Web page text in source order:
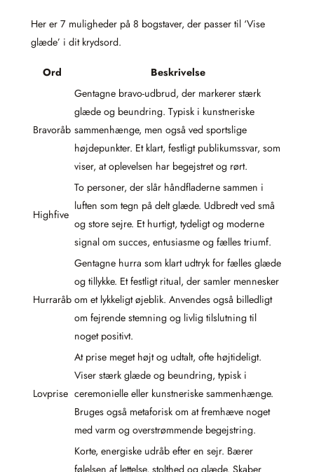
Her er 7 muligheder på 8 bogstaver, der passer til ‘Vise
glæde’ i dit krydsord.
Ord Beskrivelse
Bravoråb
Gentagne bravo-udbrud, der markerer stærk
glæde og beundring. Typisk i kunstneriske
sammenhænge, men også ved sportslige
højdepunkter. Et klart, festligt publikumssvar, som
viser, at oplevelsen har begejstret og rørt.
Highfive
To personer, der slår håndfladerne sammen i
luften som tegn på delt glæde. Udbredt ved små
og store sejre. Et hurtigt, tydeligt og moderne
signal om succes, entusiasme og fælles triumf.
Hurraråb
Gentagne hurra som klart udtryk for fælles glæde
og tillykke. Et festligt ritual, der samler mennesker
om et lykkeligt øjeblik. Anvendes også billedligt
om fejrende stemning og livlig tilslutning til
noget positivt.
Lovprise
At prise meget højt og udtalt, ofte højtideligt.
Viser stærk glæde og beundring, typisk i
ceremonielle eller kunstneriske sammenhænge.
Bruges også metaforisk om at fremhæve noget
med varm og overstrømmende begejstring.
Korte, energiske udråb efter en sejr. Bærer
følelsen af lettelse, stolthed og glæde. Skaber